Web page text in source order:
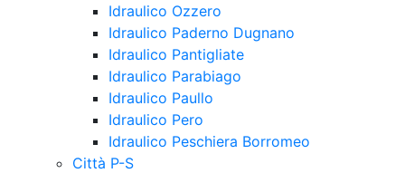
Idraulico Ozzero
Idraulico Paderno Dugnano
Idraulico Pantigliate
Idraulico Parabiago
Idraulico Paullo
Idraulico Pero
Idraulico Peschiera Borromeo
Città P-S